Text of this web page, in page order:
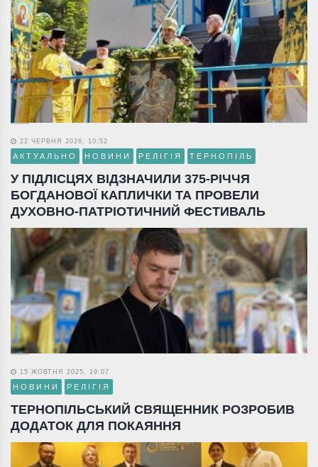
22 ЧЕРВНЯ 2026, 10:52
АКТУАЛЬНО НОВИНИ РЕЛІГІЯ ТЕРНОПІЛЬ
У ПІДЛІСЦЯХ ВІДЗНАЧИЛИ 375-РІЧЧЯ
БОГДАНОВОЇ КАПЛИЧКИ ТА ПРОВЕЛИ
ДУХОВНО-ПАТРІОТИЧНИЙ ФЕСТИВАЛЬ
15 ЖОВТНЯ 2025, 19:07
НОВИНИ РЕЛІГІЯ
ТЕРНОПІЛЬСЬКИЙ СВЯЩЕННИК РОЗРОБИВ
ДОДАТОК ДЛЯ ПОКАЯННЯ